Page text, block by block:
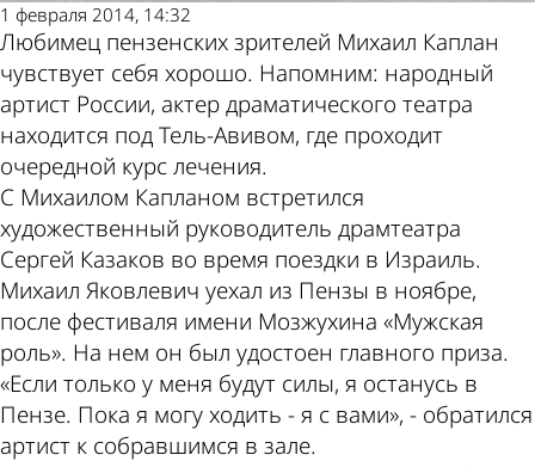
1 февраля 2014, 14:32
Любимец пензенских зрителей Михаил Каплан
чувствует себя хорошо. Напомним: народный
артист России, актер драматического театра
находится под Тель-Авивом, где проходит
очередной курс лечения.
С Михаилом Капланом встретился
художественный руководитель драмтеатра
Сергей Казаков во время поездки в Израиль.
Михаил Яковлевич уехал из Пензы в ноябре,
после фестиваля имени Мозжухина «Мужская
роль». На нем он был удостоен главного приза.
«Если только у меня будут силы, я останусь в
Пензе. Пока я могу ходить - я с вами», - обратился
артист к собравшимся в зале.